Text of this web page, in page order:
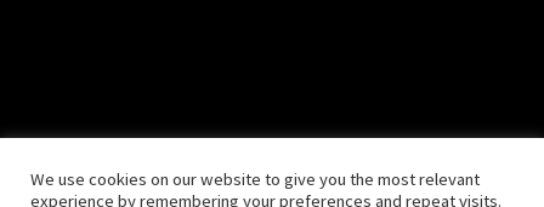
Réalisé parSolemarweb.com
We use cookies on our website to give you the most relevant
experience by remembering your preferences and repeat visits.